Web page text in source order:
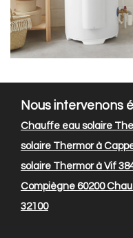
Nous intervenons
Chauffe eau solaire
solaire Thermor à
solaire Thermor à Vif
Compiègne 60200
32100